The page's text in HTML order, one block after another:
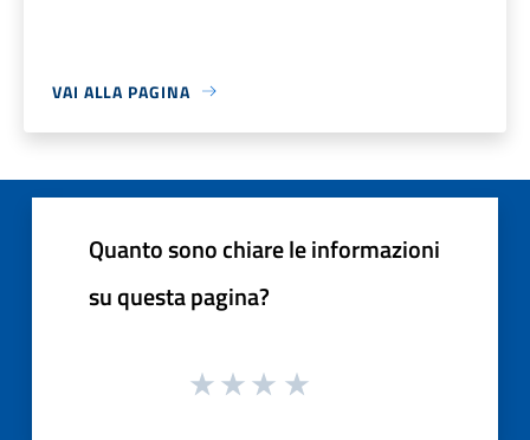
VAI ALLA PAGINA
Quanto sono chiare le informazioni
su questa pagina?